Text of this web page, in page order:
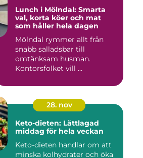
Lunch i Mölndal: Smarta
val, korta köer och mat
som håller hela dagen
Mölndal rymmer allt från
snabb salladsbar till
omtänksam husman.
Kontorsfolket vill ...
28. nov
Keto-dieten: Lättlagad
middag för hela veckan
Keto-dieten handlar om att
minska kolhydrater och öka